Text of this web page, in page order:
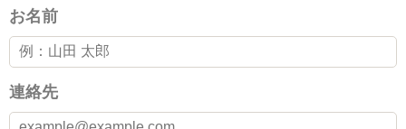
お名前
連絡先